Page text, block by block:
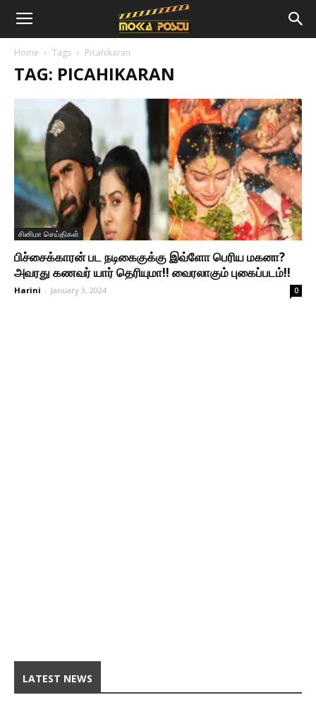
Home Tags Picahikaran
TAG: PICAHIKARAN
சினிமா செய்திகள்
பிச்சைக்காரன் பட நடிகைகுக்கு இவ்ளோ பெரிய மகனா?
அவரது கணவர் யார் தெரியுமா!! வைரலாகும் புகைப்படம்!!
Harini - January 3, 2024 0
LATEST NEWS